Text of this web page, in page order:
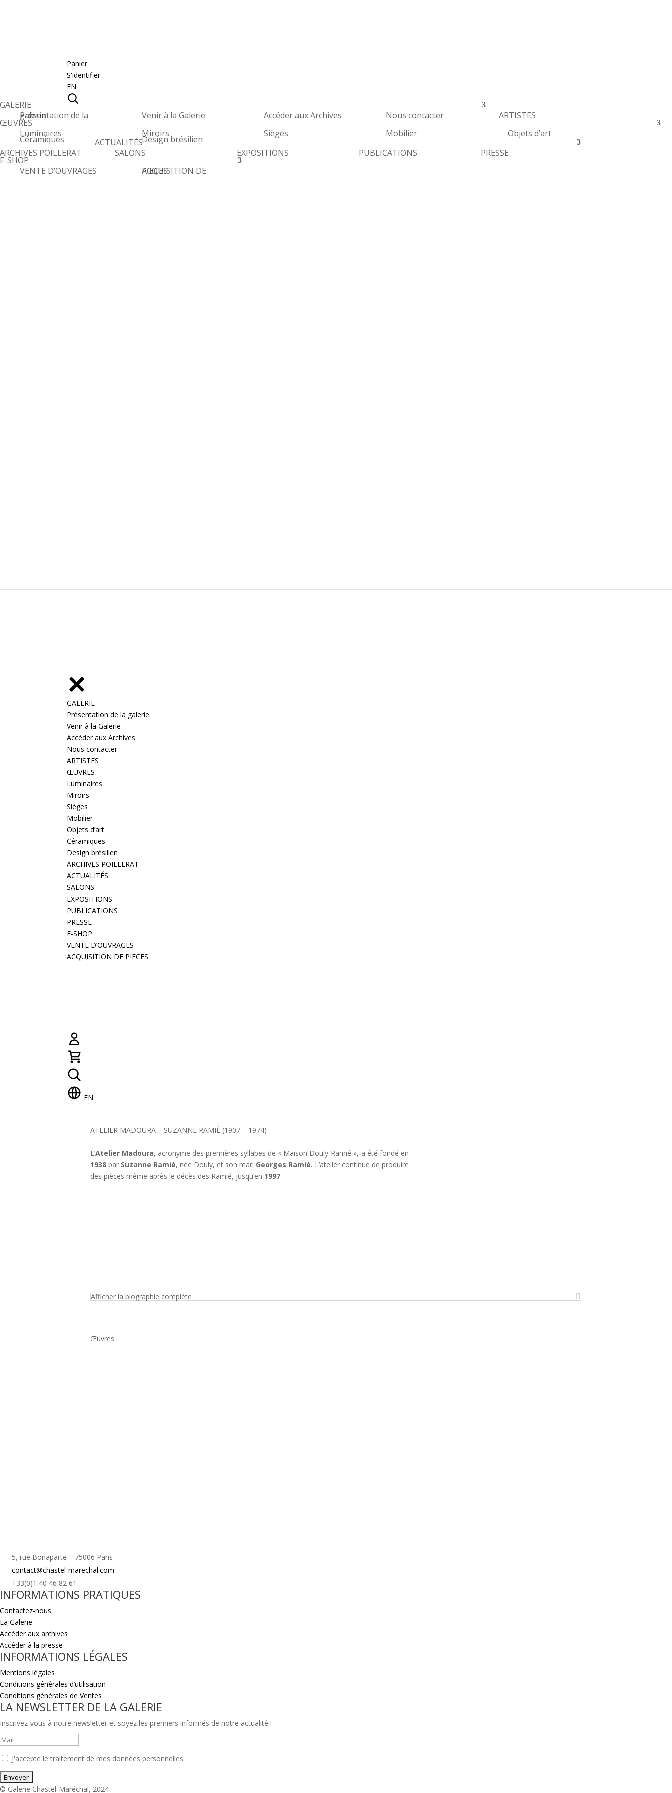
Panier
S'identifier
EN
GALERIE
Présentation de la galerie
Venir à la Galerie Accéder aux Archives Nous contacter ARTISTES
ŒUVRES
Luminaires
Miroirs Sièges Mobilier Objets d’art
Céramiques
Design brésilien
ARCHIVES POILLERAT
ACTUALITÉS
SALONS
EXPOSITIONS PUBLICATIONS PRESSE
E-SHOP
VENTE D’OUVRAGES
ACQUISITION DE PIECES
GALERIE
Présentation de la galerie
Venir à la Galerie
Accéder aux Archives
Nous contacter
ARTISTES
ŒUVRES
Luminaires
Miroirs
Sièges
Mobilier
Objets d’art
Céramiques
Design brésilien
ARCHIVES POILLERAT
ACTUALITÉS
SALONS
EXPOSITIONS
PUBLICATIONS
PRESSE
E-SHOP
VENTE D’OUVRAGES
ACQUISITION DE PIECES
EN
ATELIER MADOURA – SUZANNE RAMIÉ (1907 – 1974)
L’Atelier Madoura, acronyme des premières syllabes de « Maison Douly-Ramié », a été fondé en
1938par Suzanne Ramié, née Douly, et son mari Georges Ramié. L’atelier continue de produire
des pièces même après le décès des Ramié, jusqu’en 1997.
Afficher la biographie complète
Œuvres
5, rue Bonaparte – 75006 Paris
contact@chastel-marechal.com
+33(0)1 40 46 82 61
INFORMATIONS PRATIQUES
Contactez-nous
La Galerie
Accéder aux archives
Accéder à la presse
INFORMATIONS LÉGALES
Mentions légales
Conditions générales d’utilisation
Conditions générales de Ventes
LA NEWSLETTER DE LA GALERIE
Inscrivez-vous à notre newsletter et soyez les premiers informés de notre actualité !
J'accepte le traitement de mes données personnelles
© Galerie Chastel-Maréchal, 2024